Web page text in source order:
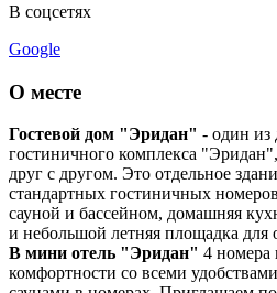
В соцсетях
Google
О месте
Гостевой дом "Эридан" - один из
гостиничного комплекса
друг с другом. Это отдельное
стандартных гостиничных
сауной и бассейном, домашняя
и небольшой летняя площадка для
В мини отель "Эридан" 4
комфортности со всеми